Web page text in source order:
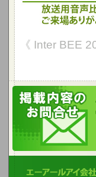
《 Inter BEE